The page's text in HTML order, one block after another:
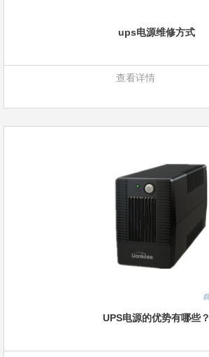
ups电源维修方式
查看详情
UPS电源的优势有哪些？